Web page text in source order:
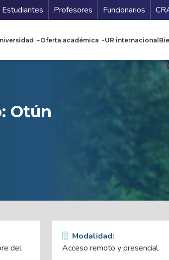
Estudiantes Profesores Funcionarios
Oferta académica UR internacional
Otún
del
Modalidad:
Acceso remoto y presencial